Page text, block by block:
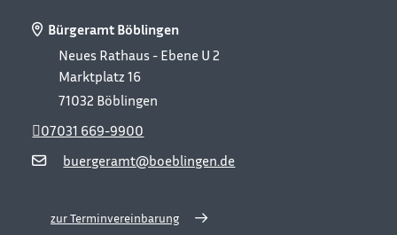
Bürgeramt Böblingen
Neues Rathaus - Ebene U 2
Marktplatz 16
71032 Böblingen
buergeramt@boeblingen.de
07031 669-9900
zur Terminvereinbarung